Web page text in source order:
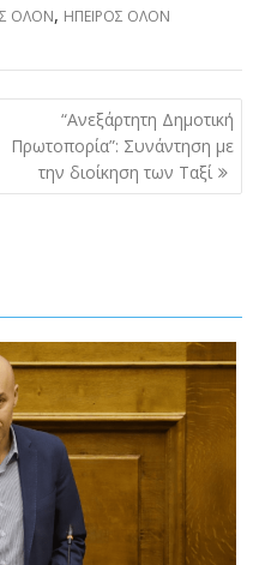
ΟΛΟΝ, ΗΠΕΙΡΟΣ ΟΛΟΝ
“Ανεξάρτητη Δημοτική
Πρωτοπορία”: Συνάντηση με
την διοίκηση των Ταξί